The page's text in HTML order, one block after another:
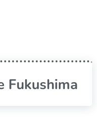
Fukushima